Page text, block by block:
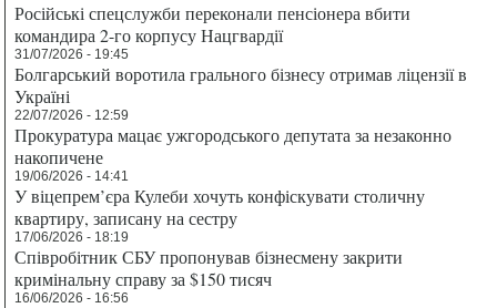
Російські спецслужби переконали пенсіонера вбити
командира 2-го корпусу Нацгвардії
31/07/2026 - 19:45
Болгарський воротила грального бізнесу отримав ліцензії в
Україні
22/07/2026 - 12:59
Прокуратура мацає ужгородського депутата за незаконно
накопичене
19/06/2026 - 14:41
У віцепрем’єра Кулеби хочуть конфіскувати столичну
квартиру, записану на сестру
17/06/2026 - 18:19
Співробітник СБУ пропонував бізнесмену закрити
кримінальну справу за $150 тисяч
16/06/2026 - 16:56